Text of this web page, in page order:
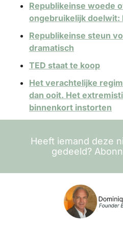
Republikeinse woede
ongebruikelijk doelwit:
Republikeinse steun
dramatisch
TED staat te koop
Het verachtelijke
dan ooit. Het
binnenkort instorten
Heeft iemand deze
gedeeld?